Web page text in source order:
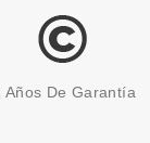
Años De Garantía